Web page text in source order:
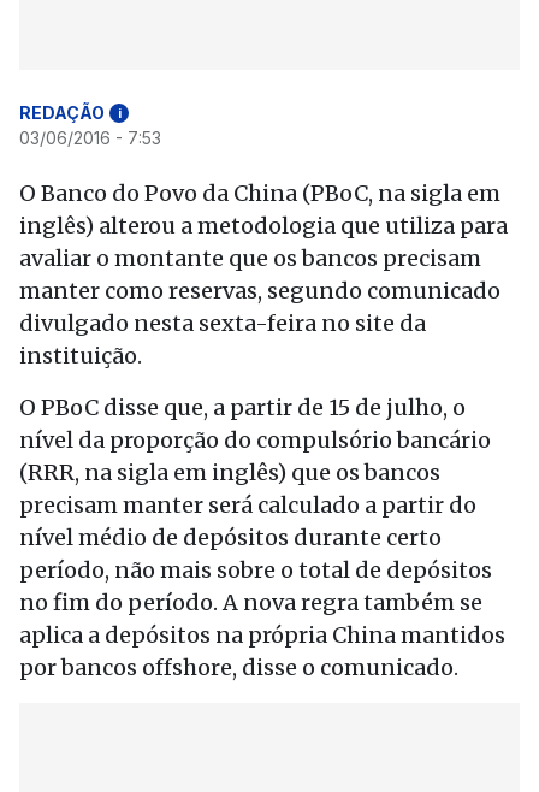
REDAÇÃO i
03/06/2016 - 7:53
O Banco do Povo da China (PBoC, na sigla em
inglês) alterou a metodologia que utiliza para
avaliar o montante que os bancos precisam
manter como reservas, segundo comunicado
divulgado nesta sexta-feira no site da
instituição.
O PBoC disse que, a partir de 15 de julho, o
nível da proporção do compulsório bancário
(RRR, na sigla em inglês) que os bancos
precisam manter será calculado a partir do
nível médio de depósitos durante certo
período, não mais sobre o total de depósitos
no fim do período. A nova regra também se
aplica a depósitos na própria China mantidos
por bancos offshore, disse o comunicado.